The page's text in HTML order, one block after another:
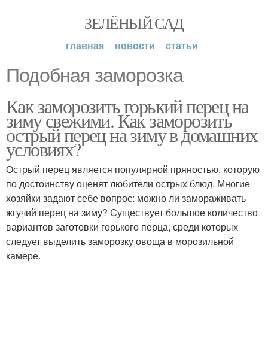
ЗЕЛЁНЫЙ САД
главная новости статьи
Подобная заморозка
Как заморозить горький перец на
зиму свежими. Как заморозить
острый перец на зиму в домашних
условиях?
Острый перец является популярной пряностью, которую
по достоинству оценят любители острых блюд. Многие
хозяйки задают себе вопрос: можно ли замораживать
жгучий перец на зиму? Существует большое количество
вариантов заготовки горького перца, среди которых
следует выделить заморозку овоща в морозильной
камере.